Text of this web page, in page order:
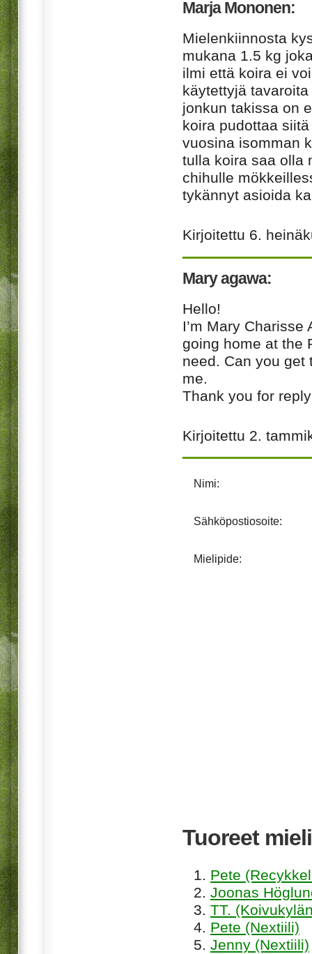
Marja Mononen:
Mielenkiinnosta
mukana 1.5 kg
ilmi että koira ei
käytettyjä
jonkun takissa on
koira pudottaa
vuosina isomman
tulla koira saa olla
chihulle
tykännyt asioida
Kirjoitettu 6.
Mary agawa:
Hello!
I’m Mary Charisse
going home at the
need. Can you get
me.
Thank you for
Kirjoitettu 2.
Nimi:
Sähköpostiosoite:
Mielipide:
Tuoreet
Pete
Joonas
TT.
Pete (Nextiili)
Jenny (Nextiili)